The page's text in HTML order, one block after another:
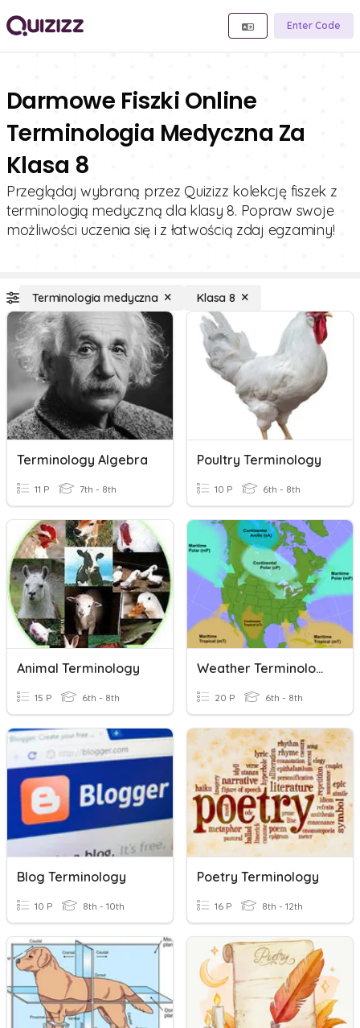
Enter Code
Darmowe Fiszki Online
Terminologia Medyczna Za
Klasa 8
Przeglądaj wybraną przez Quizizz kolekcję fiszek z
terminologią medyczną dla klasy 8. Popraw swoje
możliwości uczenia się i z łatwością zdaj egzaminy!
Terminologia medyczna Klasa 8
Terminology Algebra
11 P 7th - 8th
Poultry Terminology
10 P 6th - 8th
Animal Terminology
15 P 6th - 8th
Weather Terminology
20 P 6th - 8th
Blog Terminology
10 P 8th - 10th
Poetry Terminology
16 P 8th - 12th